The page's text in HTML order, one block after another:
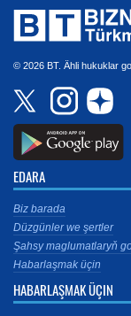
© 2026 BT. Ähli hukuklar
EDARA
Biz barada
Düzgünler we şertler
Şahsy maglumatlaryň
Habarlaşmak üçin
HABARLAŞMAK ÜÇIN